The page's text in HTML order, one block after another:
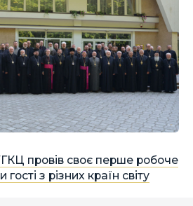
провів своє перше робоче
з різних країн світу